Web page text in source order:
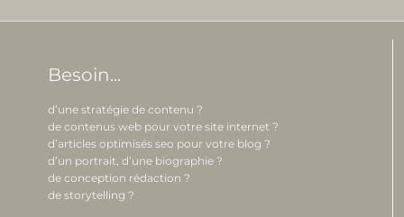
Besoin...
d’une stratégie de contenu ?
de contenus web pour votre site internet ?
d’articles optimisés seo pour votre blog ?
d’un portrait, d’une biographie ?
de conception rédaction ?
de storytelling ?